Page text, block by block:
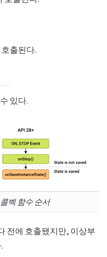
출된다.
있다.
벡 함수 순서
전에 호출됐지만, 이상부